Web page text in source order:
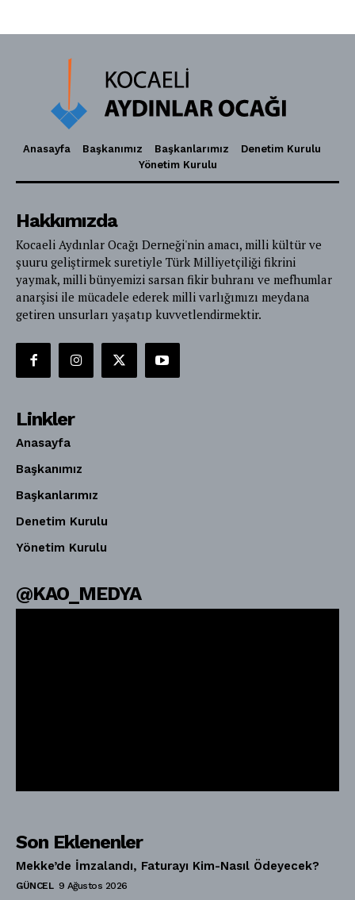
Anasayfa Başkanımız Başkanlarımız
Denetim Kurulu
Yönetim Kurulu
Hakkımızda
Kocaeli Aydınlar Ocağı Derneği'nin amacı, milli kültür ve
şuuru geliştirmek suretiyle Türk Milliyetçiliği fikrini
yaymak, milli bünyemizi sarsan fikir buhranı ve mefhumlar
anarşisi ile mücadele ederek milli varlığımızı meydana
getiren unsurları yaşatıp kuvvetlendirmektir.
Linkler
Anasayfa
Başkanımız
Başkanlarımız
Denetim Kurulu
Yönetim Kurulu
@KAO_MEDYA
Son Eklenenler
Mekke’de İmzalandı, Faturayı Kim-Nasıl Ödeyecek?
GÜNCEL 9 Ağustos 2026